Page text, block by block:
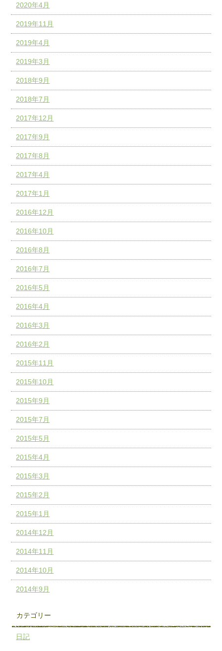
2020年4月
2019年11月
2019年4月
2019年3月
2018年9月
2018年7月
2017年12月
2017年9月
2017年8月
2017年4月
2017年1月
2016年12月
2016年10月
2016年8月
2016年7月
2016年5月
2016年4月
2016年3月
2016年2月
2015年11月
2015年10月
2015年9月
2015年7月
2015年5月
2015年4月
2015年3月
2015年2月
2015年1月
2014年12月
2014年11月
2014年10月
2014年9月
カテゴリー
日記